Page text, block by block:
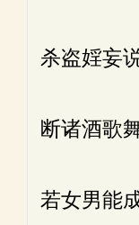
杀盗婬妄
断诸酒歌
若女男能